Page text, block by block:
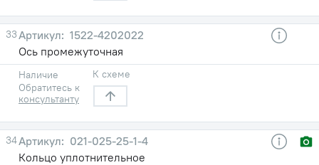
33
1522-4202022
Ось промежуточная
Наличие
Обратитесь к
консультанту
К схеме
34
021-025-25-1-4
Кольцо уплотнительное